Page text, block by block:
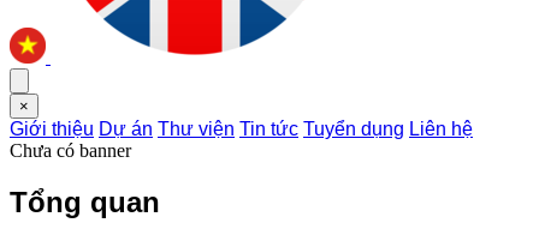
×
Giới thiệu Dự án Thư viện Tin tức Tuyển dụng Liên hệ
Chưa có banner
Tổng quan